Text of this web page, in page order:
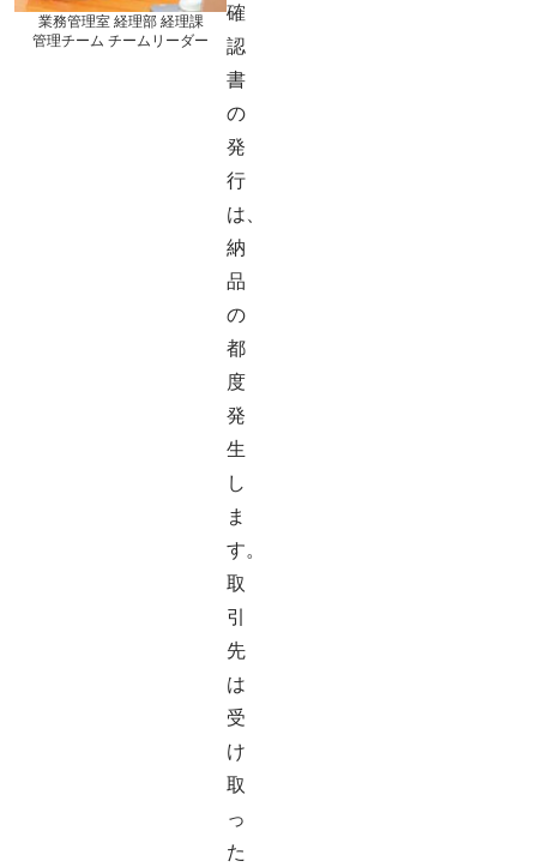
業務管理室 経理部 経理課
管理チーム チームリーダー
確
認
書
の
発
行
は、
納
品
の
都
度
発
生
し
ま
す。
取
引
先
は
受
け
取
っ
た